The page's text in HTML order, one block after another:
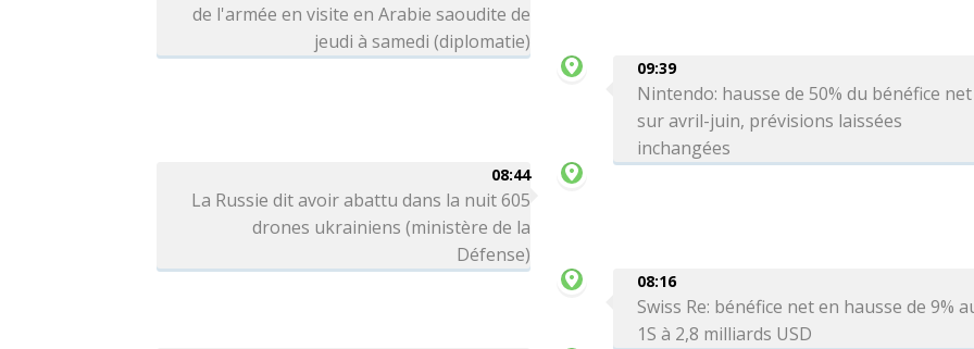
de l'armée en visite en Arabie saoudite de
jeudi à samedi (diplomatie)
09:39
Nintendo: hausse de 50% du bénéfice net
sur avril-juin, prévisions laissées
inchangées
08:44
La Russie dit avoir abattu dans la nuit 605
drones ukrainiens (ministère de la
Défense)
08:16
Swiss Re: bénéfice net en hausse de 9%
1S à 2,8 milliards USD